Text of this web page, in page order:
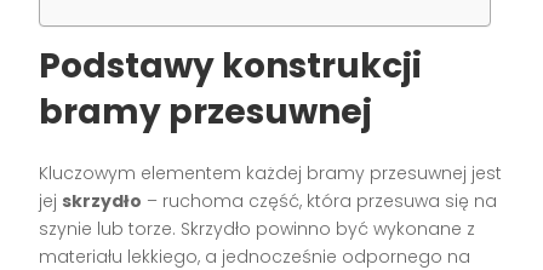
Podstawy konstrukcji
bramy przesuwnej
Kluczowym elementem każdej bramy przesuwnej jest
jej skrzydło – ruchoma część, która przesuwa się na
szynie lub torze. Skrzydło powinno być wykonane z
materiału lekkiego, a jednocześnie odpornego na